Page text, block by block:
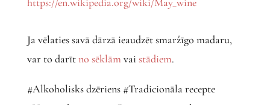
Ja vēlaties savā dārzā ieaudzēt smaržīgo madaru,
var to darītno sēklām vai stādiem.
#Alkoholisks dzēriens #Tradicionāla recepte